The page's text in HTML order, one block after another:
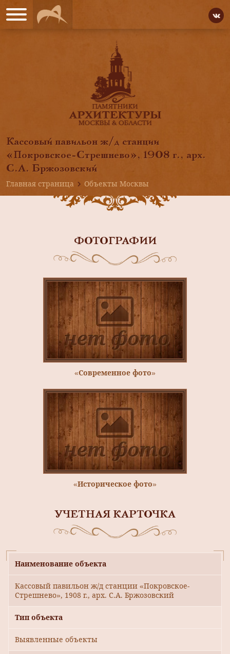
Кассовый павильон ж/д станции
«Покровское-Стрешнево», 1908 г., арх.
С.А. Бржозовский
Главная страница
Объекты Москвы
ФОТОГРАФИИ
«Современное фото»
«Историческое фото»
УЧЕТНАЯ КАРТОЧКА
Наименование объекта
Кассовый павильон ж/д станции «Покровское-
Стрешнево», 1908 г., арх. С.А. Бржозовский
Тип объекта
Выявленные объекты